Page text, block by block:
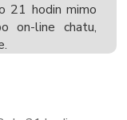
21 hodin mimo
on-line chatu,